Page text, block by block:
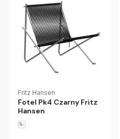
Fritz Hansen
Fotel Pk4 Czarny Fritz
Hansen